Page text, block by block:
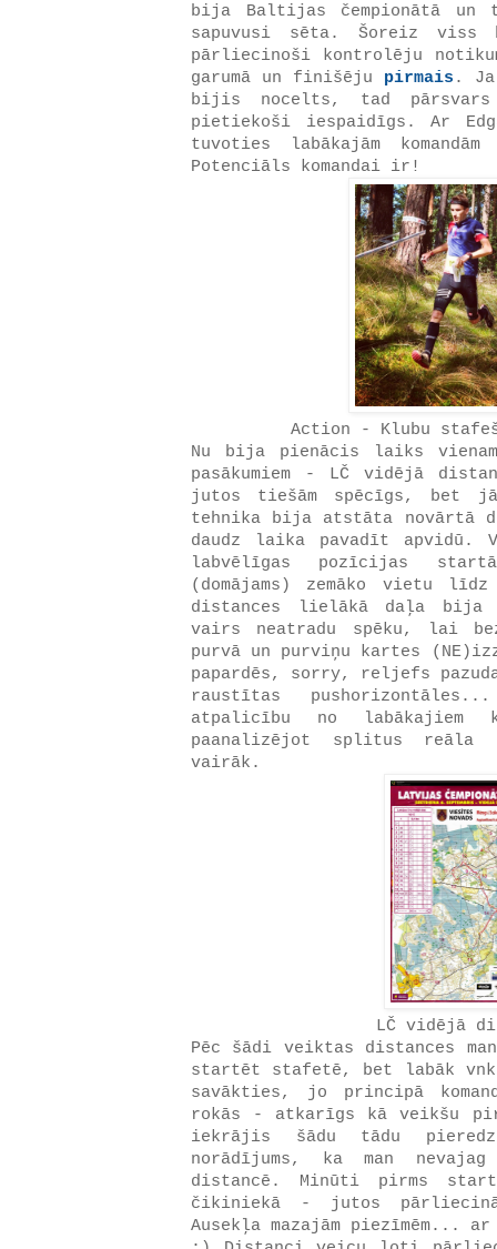
bija Baltijas čempionātā un
sapuvusi sēta. Šoreiz
pārliecinoši kontrolēju
garumā un finišēju pirmais .
bijis nocelts, tad pārsvars
pietiekoši iespaidīgs. Ar
tuvoties labākajām
Potenciāls komandai ir!
Action - Klubu
Nu bija pienācis laiks
pasākumiem - LČ vidējā
jutos tiešām spēcīgs, bet
tehnika bija atstāta novārtā
daudz laika pavadīt apvidū.
labvēlīgas pozīcijas
(domājams) zemāko vietu
distances lielākā daļa bija
vairs neatradu spēku, lai bez
purvā un purviņu kartes
papardēs, sorry, reljefs
raustītas
atpalicību no labākajiem
paanalizējot splitus reāla
vairāk.
LČ vidējā
Pēc šādi veiktas distances
startēt stafetē, bet labāk
savākties, jo principā
rokās - atkarīgs kā veikšu
iekrājis šādu tādu
norādījums, ka man
distancē. Minūti pirms
čikiniekā - jutos
Ausekļa mazajām piezīmēm...